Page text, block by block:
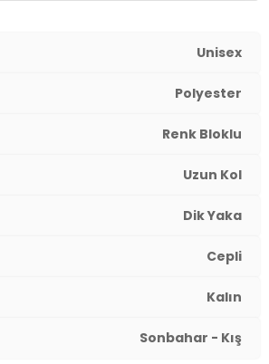
Unisex
Polyester
Renk Bloklu
Uzun Kol
Dik Yaka
Cepli
Kalın
Sonbahar - Kış